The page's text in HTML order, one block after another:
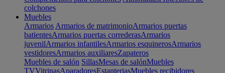
colchones
Muebles
Armarios Armarios de matrimonioArmarios puertas
batientesArmarios puertas correderasArmarios
juvenilArmarios infantilesArmarios esquinerosArmarios
vestidoresArmarios auxiliaresZapateros
Muebles de salón SillasMesas de salónMuebles
TVVitrinasAparadoresEstanteriasMuebles recibidores